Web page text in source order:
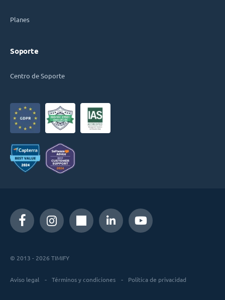
Planes
Soporte
Centro de Soporte
© 2013 - 2026 TIMIFY
Aviso legal Términos y condiciones Política de privacidad